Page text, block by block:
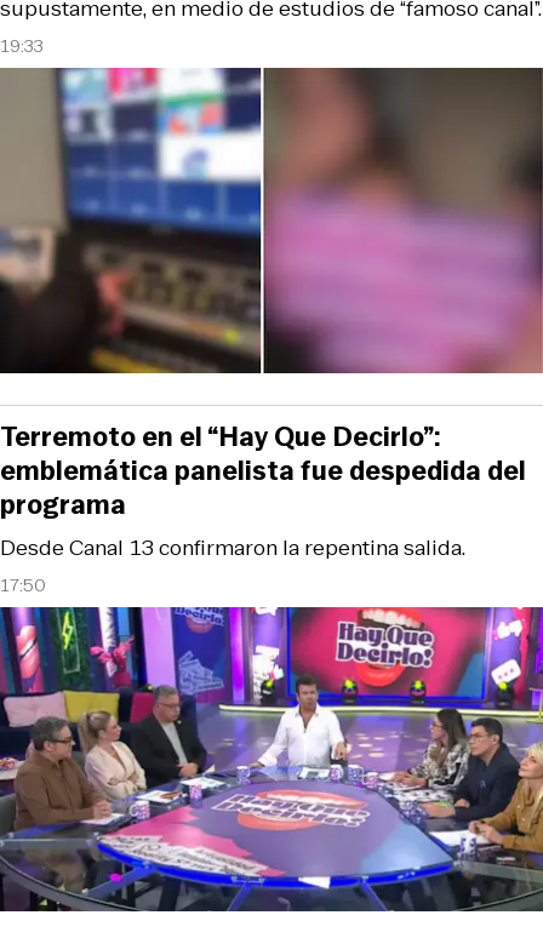
19:33
supustamente, en medio de estudios de “famoso canal”.
17:50
Desde Canal 13 confirmaron la repentina salida.
Terremoto en el “Hay Que Decirlo”:
emblemática panelista fue despedida del
programa